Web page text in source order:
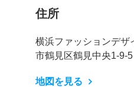
住所
横浜ファッションデザ
市鶴見区鶴見中央1-9-5
地図を見る